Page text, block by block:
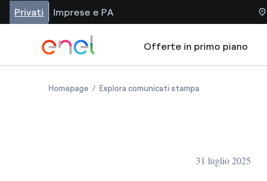
Privati Imprese e PA
Offerte in primo piano
Homepage Esplora comunicati stampa
31 luglio 2025